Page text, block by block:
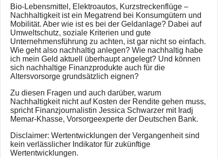
Bio-Lebensmittel, Elektroautos, Kurzstreckenflüge –
Nachhaltigkeit ist ein Megatrend bei Konsumgütern und
Mobilität. Aber wie ist es bei der Geldanlage? Dabei auf
Umweltschutz, soziale Kriterien und gute
Unternehmensführung zu achten, ist gar nicht so einfach.
Wie geht also nachhaltig anlegen? Wie nachhaltig habe
ich mein Geld aktuell überhaupt angelegt? Und können
sich nachhaltige Finanzprodukte auch für die
Altersvorsorge grundsätzlich eignen?
Zu diesen Fragen und auch darüber, warum
Nachhaltigkeit nicht auf Kosten der Rendite gehen muss,
spricht Finanzjournalistin Jessica Schwarzer mit Iradj
Memar-Khasse, Vorsorgeexperte der Deutschen Bank.
Disclaimer: Wertentwicklungen der Vergangenheit sind
kein verlässlicher Indikator für zukünftige
Wertentwicklungen.